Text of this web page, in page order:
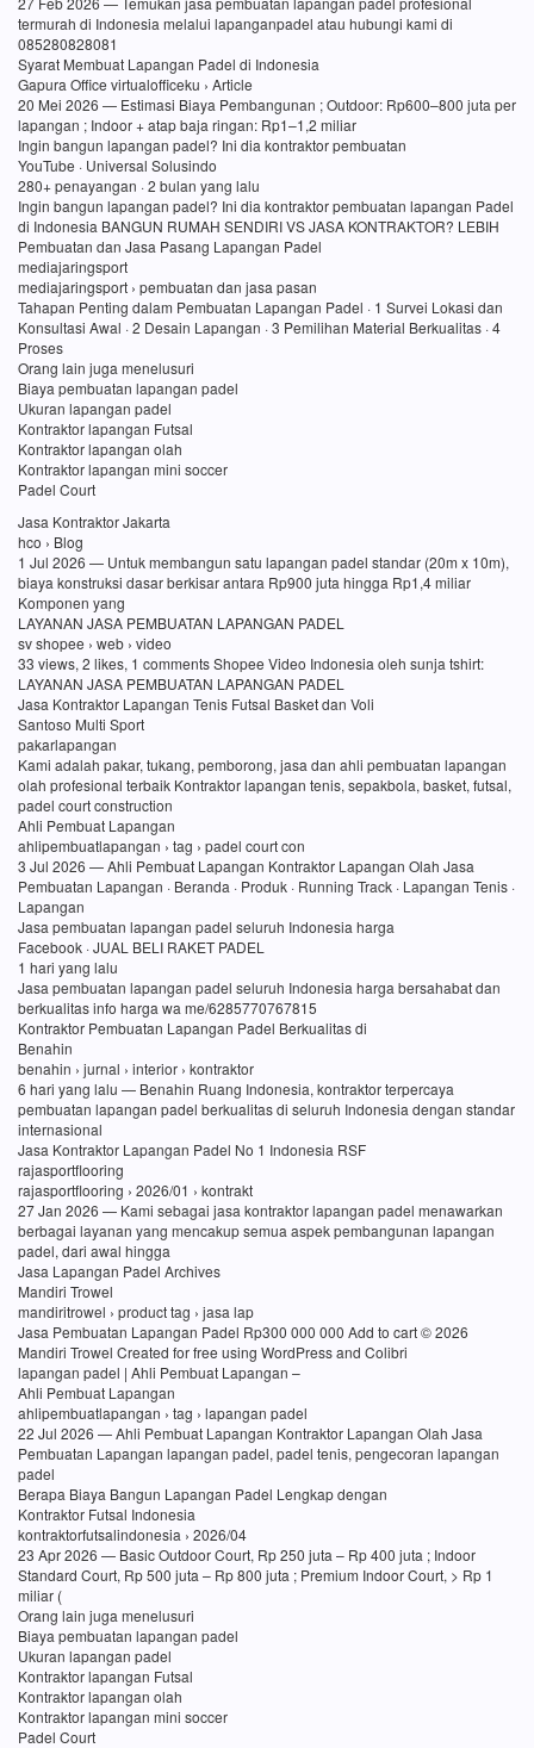
termurah di Indonesia melalui lapanganpadel atau hubungi kami di
085280828081
Syarat Membuat Lapangan Padel di Indonesia
Gapura Office virtualofficeku › Article
20 Mei 2026 — Estimasi Biaya Pembangunan ; Outdoor: Rp600–800 juta per
lapangan ; Indoor + atap baja ringan: Rp1–1,2 miliar
Ingin bangun lapangan padel? Ini dia kontraktor pembuatan
YouTube · Universal Solusindo
280+ penayangan · 2 bulan yang lalu
Ingin bangun lapangan padel? Ini dia kontraktor pembuatan lapangan Padel
di Indonesia BANGUN RUMAH SENDIRI VS JASA KONTRAKTOR? LEBIH
Pembuatan dan Jasa Pasang Lapangan Padel
mediajaringsport
mediajaringsport › pembuatan dan jasa pasan
Tahapan Penting dalam Pembuatan Lapangan Padel · 1 Survei Lokasi dan
Konsultasi Awal · 2 Desain Lapangan · 3 Pemilihan Material Berkualitas · 4
Proses
Orang lain juga menelusuri
Biaya pembuatan lapangan padel
Ukuran lapangan padel
Kontraktor lapangan Futsal
Kontraktor lapangan olah
Kontraktor lapangan mini soccer
Padel Court
Jasa Kontraktor Jakarta
hco › Blog
1 Jul 2026 — Untuk membangun satu lapangan padel standar (20m x 10m),
biaya konstruksi dasar berkisar antara Rp900 juta hingga Rp1,4 miliar
Komponen yang
LAYANAN JASA PEMBUATAN LAPANGAN PADEL
sv shopee › web › video
33 views, 2 likes, 1 comments Shopee Video Indonesia oleh sunja tshirt:
LAYANAN JASA PEMBUATAN LAPANGAN PADEL
Jasa Kontraktor Lapangan Tenis Futsal Basket dan Voli
Santoso Multi Sport
pakarlapangan
Kami adalah pakar, tukang, pemborong, jasa dan ahli pembuatan lapangan
olah profesional terbaik Kontraktor lapangan tenis, sepakbola, basket, futsal,
padel court construction
Ahli Pembuat Lapangan
ahlipembuatlapangan › tag › padel court con
3 Jul 2026 — Ahli Pembuat Lapangan Kontraktor Lapangan Olah Jasa
Pembuatan Lapangan · Beranda · Produk · Running Track · Lapangan Tenis ·
Lapangan
Jasa pembuatan lapangan padel seluruh Indonesia harga
Facebook · JUAL BELI RAKET PADEL
1 hari yang lalu
Jasa pembuatan lapangan padel seluruh Indonesia harga bersahabat dan
berkualitas info harga wa me/6285770767815
Kontraktor Pembuatan Lapangan Padel Berkualitas di
Benahin
benahin › jurnal › interior › kontraktor
6 hari yang lalu — Benahin Ruang Indonesia, kontraktor terpercaya
pembuatan lapangan padel berkualitas di seluruh Indonesia dengan standar
internasional
Jasa Kontraktor Lapangan Padel No 1 Indonesia RSF
rajasportflooring
rajasportflooring › 2026/01 › kontrakt
27 Jan 2026 — Kami sebagai jasa kontraktor lapangan padel menawarkan
berbagai layanan yang mencakup semua aspek pembangunan lapangan
padel, dari awal hingga
Jasa Lapangan Padel Archives
Mandiri Trowel
mandiritrowel › product tag › jasa lap
Jasa Pembuatan Lapangan Padel Rp300 000 000 Add to cart © 2026
Mandiri Trowel Created for free using WordPress and Colibri
lapangan padel | Ahli Pembuat Lapangan –
Ahli Pembuat Lapangan
ahlipembuatlapangan › tag › lapangan padel
22 Jul 2026 — Ahli Pembuat Lapangan Kontraktor Lapangan Olah Jasa
Pembuatan Lapangan lapangan padel, padel tenis, pengecoran lapangan
padel
Berapa Biaya Bangun Lapangan Padel Lengkap dengan
Kontraktor Futsal Indonesia
kontraktorfutsalindonesia › 2026/04
23 Apr 2026 — Basic Outdoor Court, Rp 250 juta – Rp 400 juta ; Indoor
Standard Court, Rp 500 juta – Rp 800 juta ; Premium Indoor Court, > Rp 1
miliar (
Orang lain juga menelusuri
Biaya pembuatan lapangan padel
Ukuran lapangan padel
Kontraktor lapangan Futsal
Kontraktor lapangan olah
Kontraktor lapangan mini soccer
Padel Court